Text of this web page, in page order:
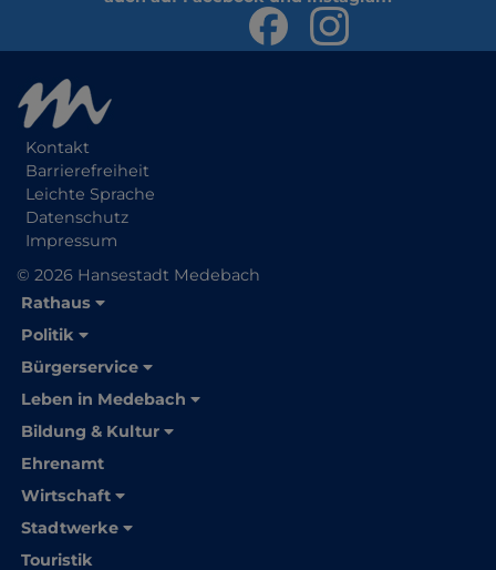
Kontakt
Barrierefreiheit
Leichte Sprache
Datenschutz
Impressum
© 2026 Hansestadt Medebach
Rathaus
Politik
Bürgerservice
Leben in Medebach
Bildung & Kultur
Ehrenamt
Wirtschaft
Stadtwerke
Touristik